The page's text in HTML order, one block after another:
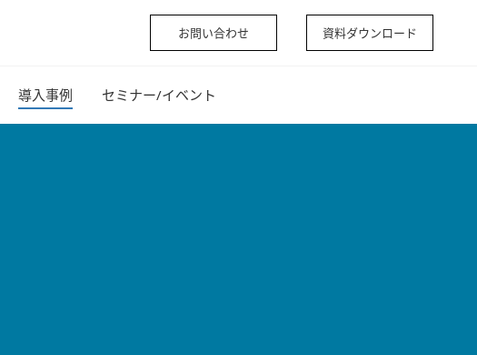
お問い合わせ 資料ダウンロード
導入事例 セミナー/イベント